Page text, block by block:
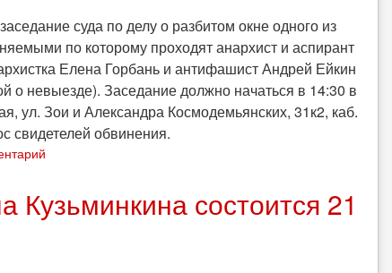
суда по делу о разбитом окне одного из
по которому проходят анархист и аспирант
Елена Горбань и антифашист Андрей Ейкин
о невыезде). Заседание должно начаться в 14:30 в
ул. Зои и Александра Космодемьянских, 31к2, каб.
свидетелей обвинения.
состоится 21